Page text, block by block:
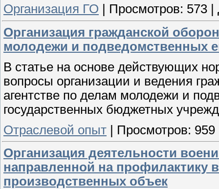
Организация ГО Просмотров: 573
Организация гражданской
молодежи и подведомственных
В статье на основе действующих
вопросы организации и ведения
агентстве по делам молодежи и
государственных бюджетных
Отраслевой опыт | Просмотров: 959
Организация деятельности
направленной на профилактику
производственных объек